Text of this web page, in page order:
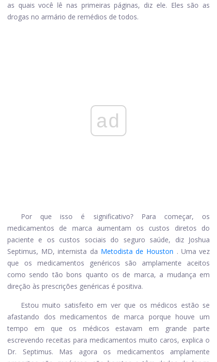
as quais você lê nas primeiras páginas, diz ele. Eles são as
drogas no armário de remédios de todos.
ad
Por que isso é significativo? Para começar, os
medicamentos de marca aumentam os custos diretos do
paciente e os custos sociais do seguro saúde, diz Joshua
Septimus, MD, internista da Metodista de Houston . Uma vez
que os medicamentos genéricos são amplamente aceitos
como sendo tão bons quanto os de marca, a mudança em
direção às prescrições genéricas é positiva.
Estou muito satisfeito em ver que os médicos estão se
afastando dos medicamentos de marca porque houve um
tempo em que os médicos estavam em grande parte
escrevendo receitas para medicamentos muito caros, explica o
Dr. Septimus. Mas agora os medicamentos amplamente